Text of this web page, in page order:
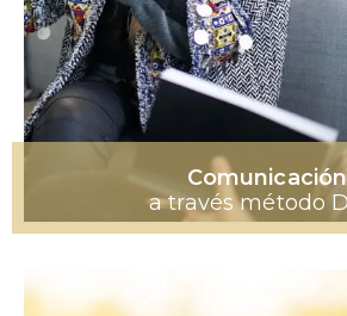
Comunicación
a través método